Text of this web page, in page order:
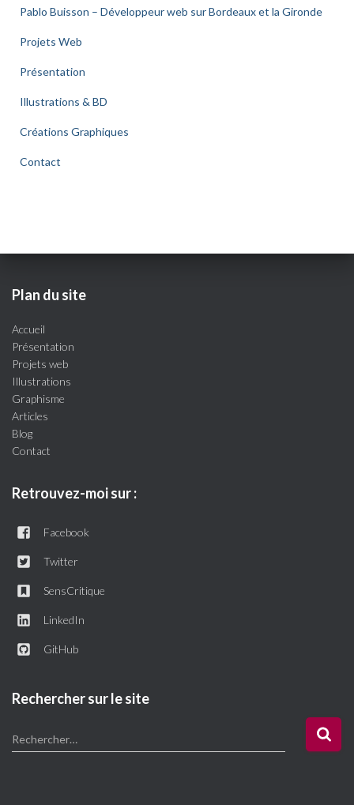
Pablo Buisson – Développeur web sur Bordeaux et la Gironde
Projets Web
Présentation
Illustrations & BD
Créations Graphiques
Contact
Plan du site
Accueil
Présentation
Projets web
Illustrations
Graphisme
Articles
Blog
Contact
Retrouvez-moi sur :
Facebook
Twitter
SensCritique
LinkedIn
GitHub
Rechercher sur le site
e
Rechercher…